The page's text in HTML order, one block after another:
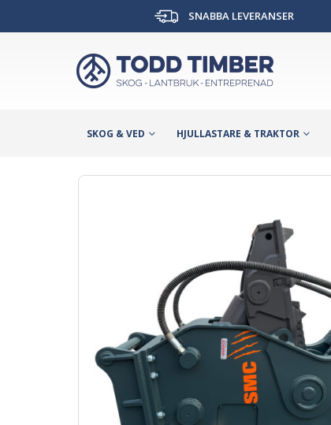
SNABBA LEVERANSER
SKOG & VED HJULLASTARE & TRAKTOR